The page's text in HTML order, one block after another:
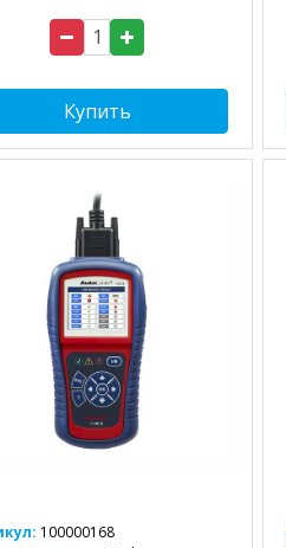
Купить
100000168